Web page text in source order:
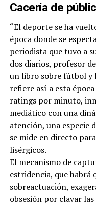
Cacería de
“El deporte se ha
época donde se
periodista que tuvo a
dos diarios, profesor
un libro sobre fútbol
refiere así a esta
ratings por minuto,
mediático con una
atención, una especie
se mide en directo
lisérgicos.
El mecanismo de
estridencia, que habrá
sobreactuación,
obsesión por clavar